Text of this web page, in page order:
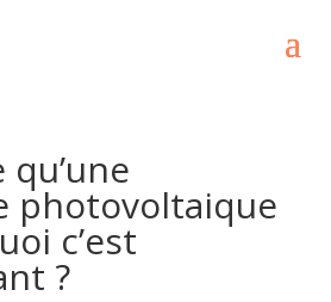
qu’une
photovoltaique
c’est
?